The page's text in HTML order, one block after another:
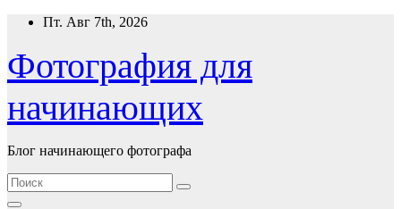
Перейти
содержимому
Пт. Авг 7th, 2026
Фотография для
начинающих
Блог начинающего фотографа